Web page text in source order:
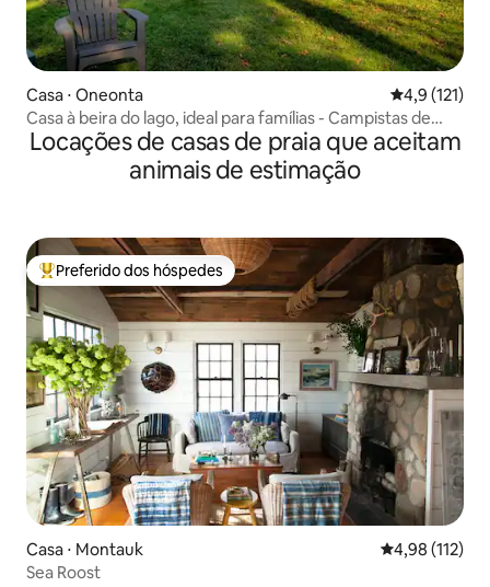
Casa ⋅ Oneonta 4,9 de uma
4,9 (121)
Casa à beira do lago, ideal para famílias - Campistas de
beisebol!
Locações de casas de praia que aceitam
animais de estimação
Entre os melhores preferidos dos hóspedes
Preferido dos hóspedes
Casa ⋅ Montauk 4,98 de uma
4,98 (112)
Sea Roost